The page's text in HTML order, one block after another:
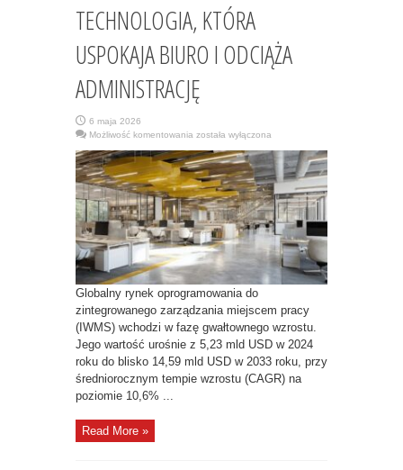
TECHNOLOGIA, KTÓRA
USPOKAJA BIURO I ODCIĄŻA
ADMINISTRACJĘ
6 maja 2026
Możliwość komentowania TECHNOLOGIA,
USPOKAJA
BIURO
I
ODCIĄŻA
ADMINISTRACJĘ
została wyłączona
Globalny rynek oprogramowania do
zintegrowanego zarządzania miejscem pracy
(IWMS) wchodzi w fazę gwałtownego wzrostu.
Jego wartość urośnie z 5,23 mld USD w 2024
roku do blisko 14,59 mld USD w 2033 roku, przy
średniorocznym tempie wzrostu (CAGR) na
poziomie 10,6% ...
Read More »